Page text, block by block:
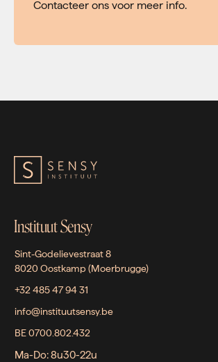
Contacteer ons voor meer info.
Instituut Sensy
Sint-Godelievestraat 8
8020 Oostkamp (Moerbrugge)
+32 485 47 94 31
info@instituutsensy.be
BE 0700.802.432
Ma-Do: 8u30-22u